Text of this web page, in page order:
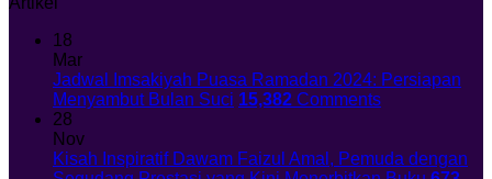
18
Mar
Jadwal Imsakiyah Puasa Ramadan 2024: Persiapan
Menyambut Bulan Suci 15,382 Comments
28
Nov
Kisah Inspiratif Dawam Faizul Amal, Pemuda dengan